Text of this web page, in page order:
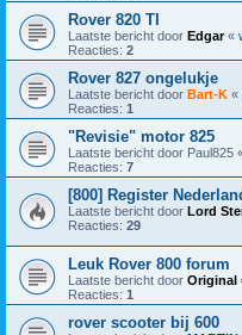
Rover 820 TI
Laatste bericht door Edgar«
Reacties: 2
Rover 827 ongelukje
Laatste bericht door Bart-K «
Reacties: 1
"Revisie" motor 825
Laatste bericht door Paul825
Reacties: 7
[800] Register
Laatste bericht door Lord
Reacties: 29
Leuk Rover 800 forum
Laatste bericht door Original
Reacties: 1
rover scooter bij 600